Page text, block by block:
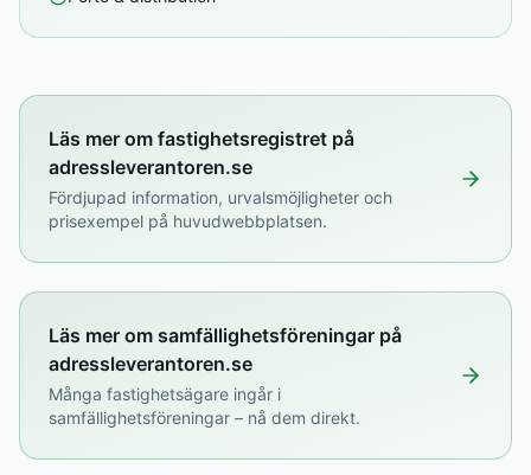
Läs mer om fastighetsregistret på
adressleverantoren.se
Fördjupad information, urvalsmöjligheter och
prisexempel på huvudwebbplatsen.
Läs mer om samfällighetsföreningar på
adressleverantoren.se
Många fastighetsägare ingår i
samfällighetsföreningar – nå dem direkt.